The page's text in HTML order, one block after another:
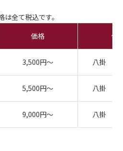
全て税込です。
価格 備
3,500円～ 八掛
5,500円～ 八掛
9,000円～ 八掛